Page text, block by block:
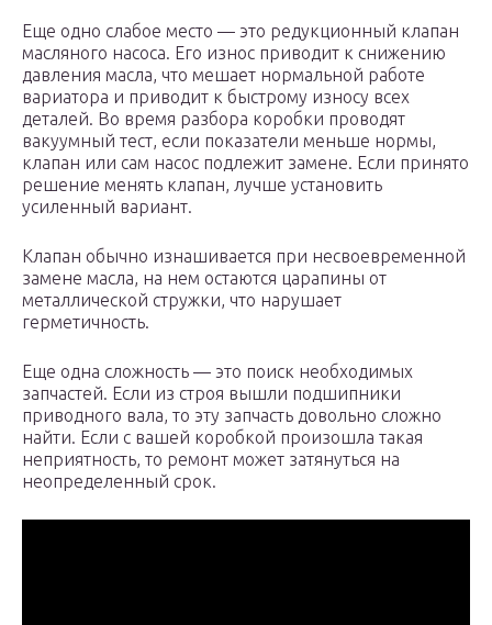
Еще одно слабое место — это редукционный клапан
масляного насоса. Его износ приводит к снижению
давления масла, что мешает нормальной работе
вариатора и приводит к быстрому износу всех
деталей. Во время разбора коробки проводят
вакуумный тест, если показатели меньше нормы,
клапан или сам насос подлежит замене. Если принято
решение менять клапан, лучше установить
усиленный вариант.
Клапан обычно изнашивается при несвоевременной
замене масла, на нем остаются царапины от
металлической стружки, что нарушает
герметичность.
Еще одна сложность — это поиск необходимых
запчастей. Если из строя вышли подшипники
приводного вала, то эту запчасть довольно сложно
найти. Если с вашей коробкой произошла такая
неприятность, то ремонт может затянуться на
неопределенный срок.